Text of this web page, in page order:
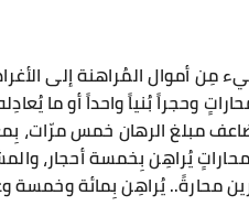
أموال المُراهنة إلى
بُنياً واحداً أو ما
مبلغ الرهان خمس مرّات،
يُراهِن بِخمسة أحجار،
محارةً.. يُراهِن بِمائة وخمسة